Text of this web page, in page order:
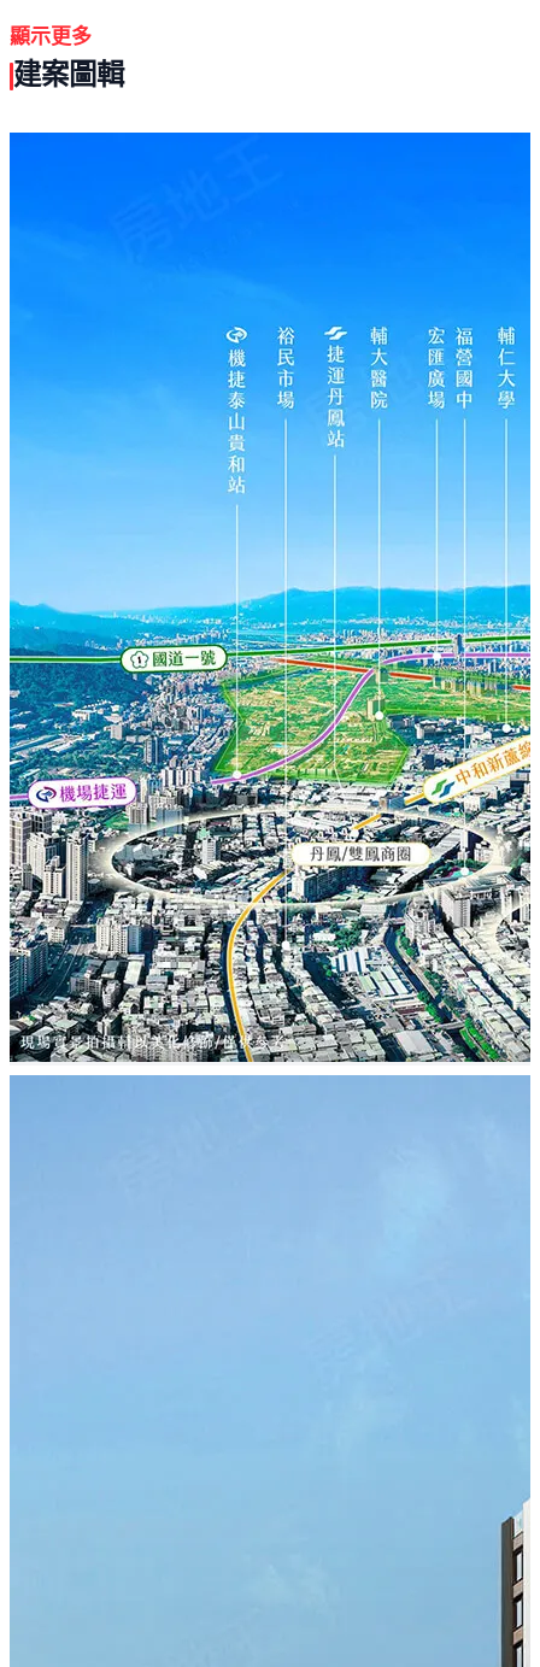
・低檯度大窗，室內採光好通風
新莊正市心鑽石角地-皇鼎心莊
2~3房闊綽生活尺度，人生一次到位，席次珍貴，務必把
顯示更多
建案圖輯